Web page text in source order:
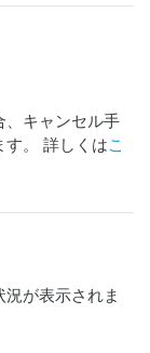
も、ご自由に
、キャンセル手
す。 詳しくは こ
が表示されま